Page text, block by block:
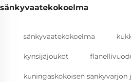
sänkyvaatekokoelma
sänkyvaatekokoelma
kynsijäjoukot
kuningaskokoisen sänkyvarjon